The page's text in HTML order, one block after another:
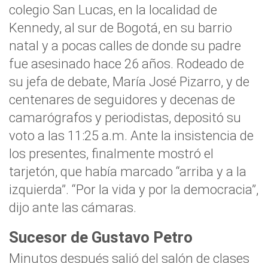
colegio San Lucas, en la localidad de
Kennedy, al sur de Bogotá, en su barrio
natal y a pocas calles de donde su padre
fue asesinado hace 26 años. Rodeado de
su jefa de debate, María José Pizarro, y de
centenares de seguidores y decenas de
camarógrafos y periodistas, depositó su
voto a las 11:25 a.m. Ante la insistencia de
los presentes, finalmente mostró el
tarjetón, que había marcado “arriba y a la
izquierda”. “Por la vida y por la democracia”,
dijo ante las cámaras.
Sucesor de Gustavo Petro
Minutos después salió del salón de clases